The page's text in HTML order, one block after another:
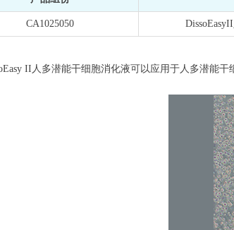
CA1025050
II人多潜能干细胞消化液可以应用于人多潜能